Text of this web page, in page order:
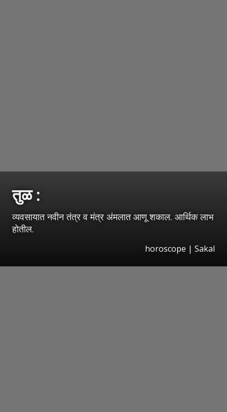
तुळ :
व्यवसायात नवीन तंत्र व मंत्र अंमलात आणू शकाल. आर्थिक लाभ
होतील.
horoscope | Sakal